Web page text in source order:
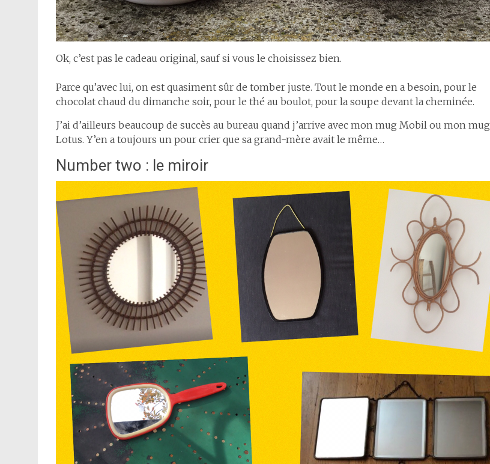
Ok, c’est pas le cadeau original, sauf si vous le choisissez bien.
Parce qu’avec lui, on est quasiment sûr de tomber juste. Tout le monde en a besoin, pour le
chocolat chaud du dimanche soir, pour le thé au boulot, pour la soupe devant la cheminée.
J’ai d’ailleurs beaucoup de succès au bureau quand j’arrive avec mon mug Mobil ou mon mug
Lotus. Y’en a toujours un pour crier que sa grand-mère avait le même…
Number two : le miroir